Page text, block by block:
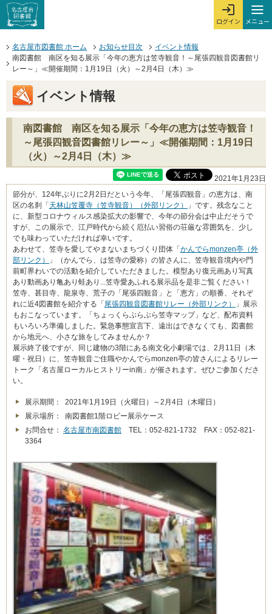
ページの先頭です。
本文へジャンプする。
ここからサイト内共通メニューです。
サイト内共通メニューをスキップする
ログイン
ログインを開
メニュー
メ
サイト内共通メニューここまで。
名古屋市図書館 ホーム
お知らせ目次
イベント情報
南図書館 南区を知る展示「今年の恵方は笠寺観音！～尾張四観音図書館リ
レー～」≪開催期間：1月19日（火）～2月4日（木）≫
イベント情報
南図書館 南区を知る展示「今年の恵方は笠寺観音！
～尾張四観音図書館リレー～」≪開催期間：1月19日
（火）～2月4日（木）≫
2021年1月23日
節分が、124年ぶりに2月2日だという今年、「尾張四観音」の恵方は、南
区の名刹「 天林山笠覆寺（笠寺観音）（外部リンク）
」です。残念なこと
に、新型コロナウィルス感染拡大の影響で、今年の節分会は中止だそうで
すが、この展示で、江戸時代から続く厄払い習俗の荘厳な雰囲気を、少し
でも味わっていただければ幸いです。
あわせて、笠寺を愛してやまないまちづくり団体「 かんでらmonzen亭（外
部リンク）
」（かんでら、は笠寺の愛称）の皆さんに、笠寺観音境内や門
前町界わいでの活動を紹介していただきました。模型あり復元画あり写真
あり動画あり亀あり蛙あり...笠寺愛あふれる展示品を是非ご覧ください！
笠寺、甚目寺、龍泉寺、荒子の「尾張四観音」と「恵方」の順番、それぞ
れに近4図書館を紹介する「 尾張四観音図書館リレー（外部リンク）
」展示
もおこなっています。「ちょっくらぶらぶら笠寺マップ」など、配布資料
もいろいろ準備しました。緊急事態宣言下、遠出はできなくても、図書館
から地元へ、小さな旅をしてみませんか？
展示終了後ですが、同じ建物の3階にある南文化小劇場では、2月11日（木
曜・祝日）に、笠寺観音ご住職やかんでらmonzen亭の皆さんによるリレー
トーク「名古屋ローカルヒストリーin南」が催されます。ぜひご参加くださ
い。
展示期間： 2021年1月19日（火曜日）～2月4日（木曜日）
展示場所： 南図書館1階ロビー展示ケース
お問合せ： 名古屋市南図書館 TEL：052-821-1732 FAX：052-821-
3364